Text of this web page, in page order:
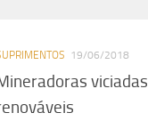
19/06/2018